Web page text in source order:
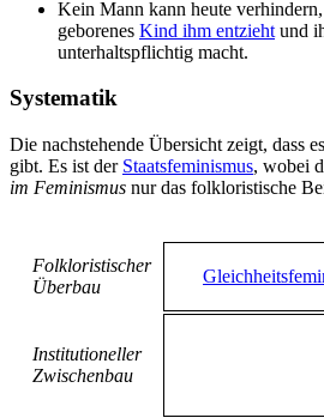
Kein Mann kann heute verhindern,
geborenes Kind ihm entzieht und
unterhaltspflichtig macht.
Systematik
Die nachstehende Übersicht zeigt, dass
gibt. Es ist der Staatsfeminismus, wobei
im Feminismus nur das folkloristische
Folkloristischer
Überbau
Institutioneller
Zwischenbau